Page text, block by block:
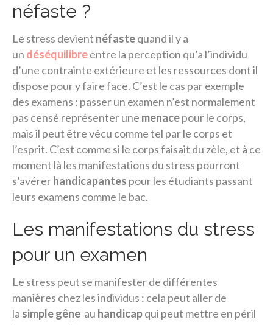
néfaste ?
Le stress devient néfastequand il y a
un déséquilibreentre la perception qu’a l’individu
d’une contrainte extérieure et les ressources dont il
dispose pour y faire face. C’est le cas par exemple
des examens : passer un examen n’est normalement
pas censé représenter une menacepour le corps,
mais il peut être vécu comme tel par le corps et
l’esprit. C’est comme si le corps faisait du zèle, et à ce
moment là les manifestations du stress pourront
s’avérerhandicapantes pour les étudiants passant
leurs examens comme le bac.
Les manifestations du stress
pour un examen
Le stress peut se manifester de différentes
manières chez les individus : cela peut aller de
la simple gêne au handicapqui peut mettre en péril